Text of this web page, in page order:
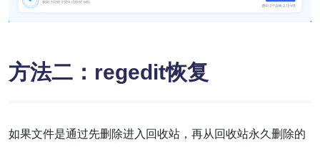
方法二：regedit恢复
如果文件是通过先删除进入回收站，再从回收站永久删除的